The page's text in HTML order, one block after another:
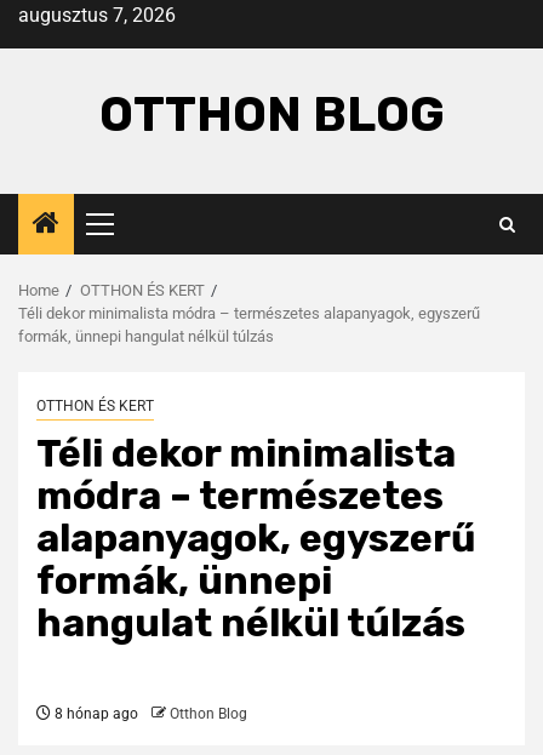
augusztus 7, 2026
OTTHON BLOG
Home
OTTHON ÉS KERT
Téli dekor minimalista módra – természetes alapanyagok, egyszerű
formák, ünnepi hangulat nélkül túlzás
OTTHON ÉS KERT
Téli dekor minimalista
módra – természetes
alapanyagok, egyszerű
formák, ünnepi
hangulat nélkül túlzás
8 hónap ago Otthon Blog